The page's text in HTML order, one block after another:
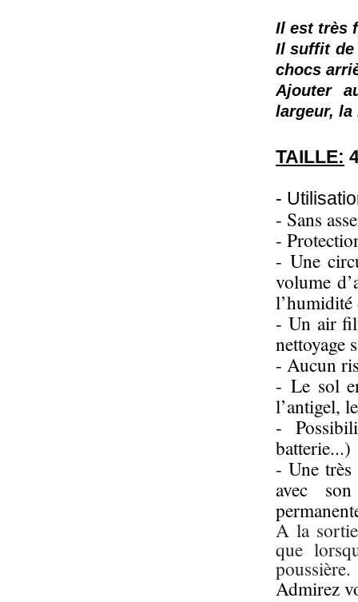
Il est très
Il suffit de
chocs
Ajouter
largeur, la
TAILLE:
-
- Sans
-
- Une
volume
- Un air
nettoyage
- Aucun
- Le sol
l’antigel,
-
batterie...)
- Une
avec
A la
que
poussière.
Admirez